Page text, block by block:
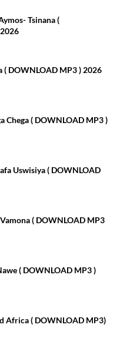
Tsinana (
( DOWNLOAD MP3 ) 2026
Chega ( DOWNLOAD MP3 )
Uswisiya ( DOWNLOAD
( DOWNLOAD MP3
( DOWNLOAD MP3 )
Africa ( DOWNLOAD MP3)